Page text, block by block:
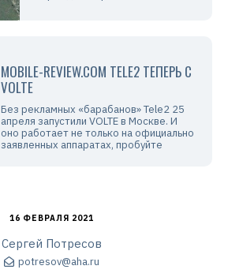
MOBILE-REVIEW.COM TELE2 ТЕПЕРЬ С
VOLTE
Без рекламных «барабанов» Tele2 25
апреля запустили VOLTE в Москве. И
оно работает не только на официально
заявленных аппаратах, пробуйте
16 ФЕВРАЛЯ 2021
Сергей Потресов
potresov@aha.ru